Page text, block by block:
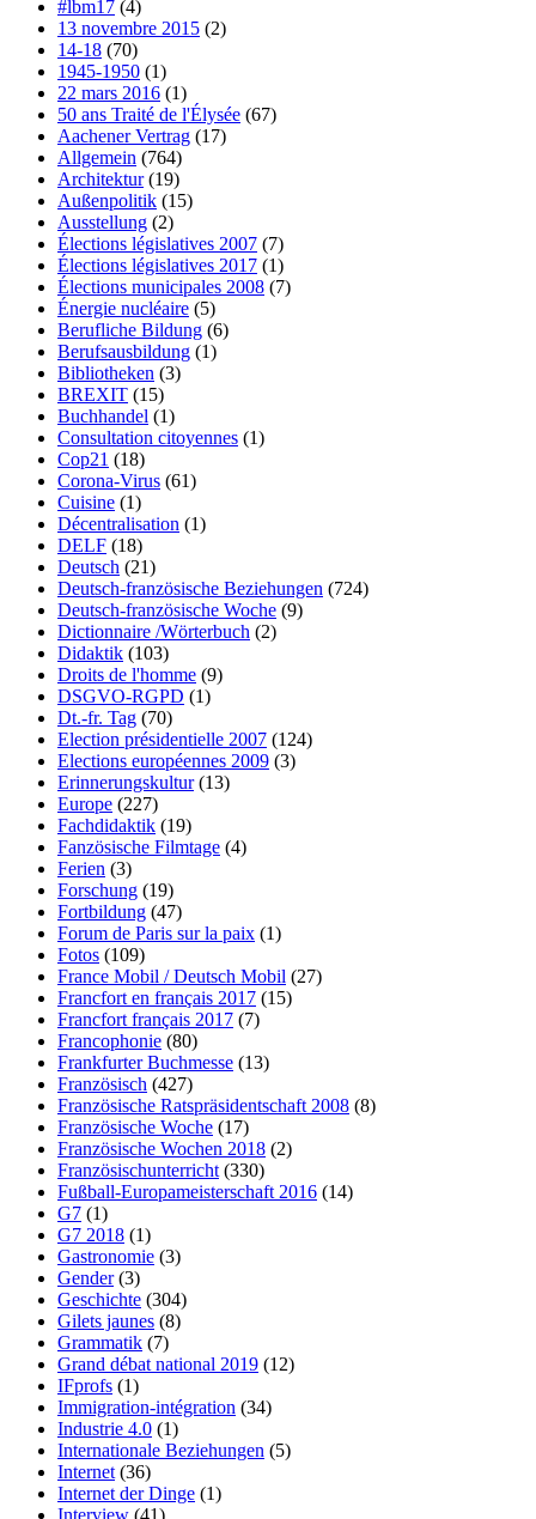
#lbm17 (4)
13 novembre 2015 (2)
14-18 (70)
1945-1950 (1)
22 mars 2016 (1)
50 ans Traité de l'Élysée (67)
Aachener Vertrag (17)
Allgemein (764)
Architektur(19)
Außenpolitik (15)
Ausstellung (2)
Élections législatives 2007 (7)
Élections législatives 2017 (1)
Élections municipales 2008 (7)
Énergie nucléaire (5)
Berufliche Bildung (6)
Berufsausbildung (1)
Bibliotheken (3)
BREXIT (15)
Buchhandel (1)
Consultation citoyennes (1)
Cop21 (18)
Corona-Virus (61)
Cuisine (1)
Décentralisation (1)
DELF (18)
Deutsch (21)
Deutsch-französische Beziehungen (724)
Deutsch-französische Woche (9)
Dictionnaire /Wörterbuch (2)
Didaktik (103)
Droits de l'homme (9)
DSGVO-RGPD (1)
Dt.-fr. Tag (70)
Election présidentielle 2007 (124)
Elections européennes 2009 (3)
Erinnerungskultur(13)
Europe (227)
Fachdidaktik (19)
Fanzösische Filmtage (4)
Ferien (3)
Forschung (19)
Fortbildung (47)
Forum de Paris sur la paix (1)
Fotos (109)
France Mobil / Deutsch Mobil (27)
Francfort en français 2017 (15)
Francfort français 2017 (7)
Francophonie (80)
Frankfurter Buchmesse (13)
Französisch (427)
Französische Ratspräsidentschaft 2008 (8)
Französische Woche (17)
Französische Wochen 2018 (2)
Französischunterricht (330)
Fußball-Europameisterschaft 2016 (14)
G7 (1)
G7 2018 (1)
Gastronomie (3)
Gender(3)
Geschichte (304)
Gilets jaunes (8)
Grammatik (7)
Grand débat national 2019 (12)
IFprofs (1)
Immigration-intégration (34)
Industrie 4.0 (1)
Internationale Beziehungen (5)
Internet (36)
Internet der Dinge (1)